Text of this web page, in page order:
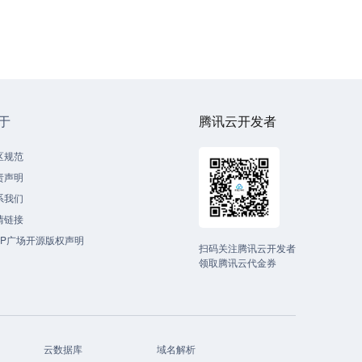
规范
声明
我们
链接
广场开源版权声明
腾讯云开发者
扫码关注腾讯云开发者
领取腾讯云代金券
云数据库 域名解析